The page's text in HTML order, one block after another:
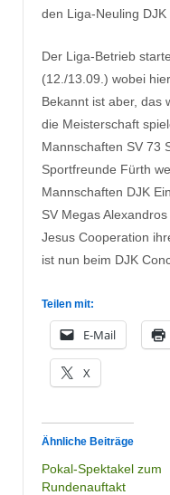
den Liga-Neuling DJK
Der Liga-Betrieb
(12./13.09.) wobei
Bekannt ist aber, das
die Meisterschaft
Mannschaften SV 73
Sportfreunde Fürth
Mannschaften DJK
SV Megas
Jesus Cooperation
ist nun beim DJK
Teilen mit:
E-Mail
X
Ähnliche Beiträge
Pokal-Spektakel zum
Rundenauftakt